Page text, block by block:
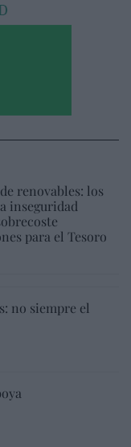
renovables: los
inseguridad
para el Tesoro
no siempre el